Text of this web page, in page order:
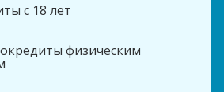
с 18 лет
физическим